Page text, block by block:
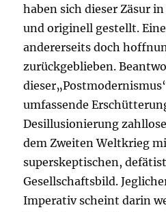
haben sich dieser Zäsur
und originell gestellt.
andererseits doch
zurückgeblieben.
umfassende
Desillusionierung
dem Zweiten Weltkrieg
superskeptischen,
Gesellschaftsbild.
Imperativ scheint darin